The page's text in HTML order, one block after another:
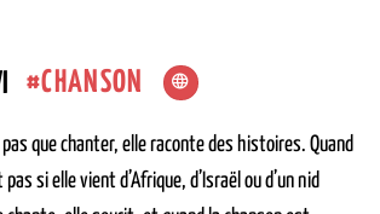
CHANSON
que chanter, elle raconte des histoires. Quand
si elle vient d’Afrique, d’Israël ou d’un nid